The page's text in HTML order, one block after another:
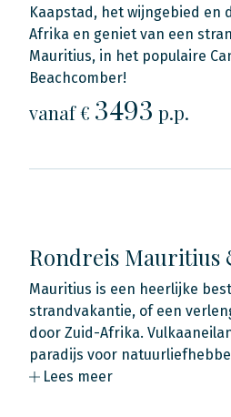
Kaapstad, het wijngebied en
Afrika en geniet van een
Mauritius, in het populaire
Beachcomber!
vanaf € 3493 p.p.
Rondreis Mauritius
Mauritius is een heerlijke
strandvakantie, of een
door Zuid-Afrika.
paradijs voor
Lees meer